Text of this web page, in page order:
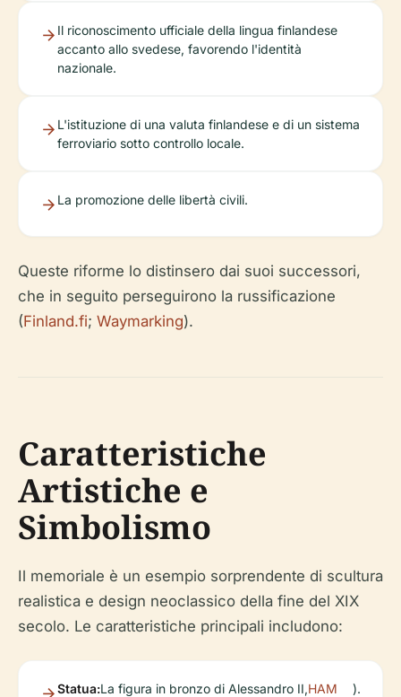
Il riconoscimento ufficiale della lingua finlandese
accanto allo svedese, favorendo l'identità
nazionale.
L'istituzione di una valuta finlandese e di un sistema
ferroviario sotto controllo locale.
La promozione delle libertà civili.
Queste riforme lo distinsero dai suoi successori,
che in seguito perseguirono la russificazione
(Finland.fi; Waymarking).
Caratteristiche
Artistiche e
Simbolismo
Il memoriale è un esempio sorprendente di scultura
realistica e design neoclassico della fine del XIX
secolo. Le caratteristiche principali includono:
Statua:La figura in bronzo di Alessandro II,HAM
).